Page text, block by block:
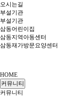
오시는길
부설기관
부설기관
삼동어린이집
삼동지역아동센터
삼동재가방문요양센터
HOME
커뮤니티
커뮤니티